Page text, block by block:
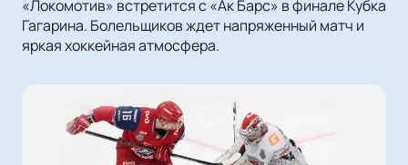
«Локомотив» встретится с «Ак Барс» в финале Кубка
Гагарина. Болельщиков ждет напряженный матч и
яркая хоккейная атмосфера.